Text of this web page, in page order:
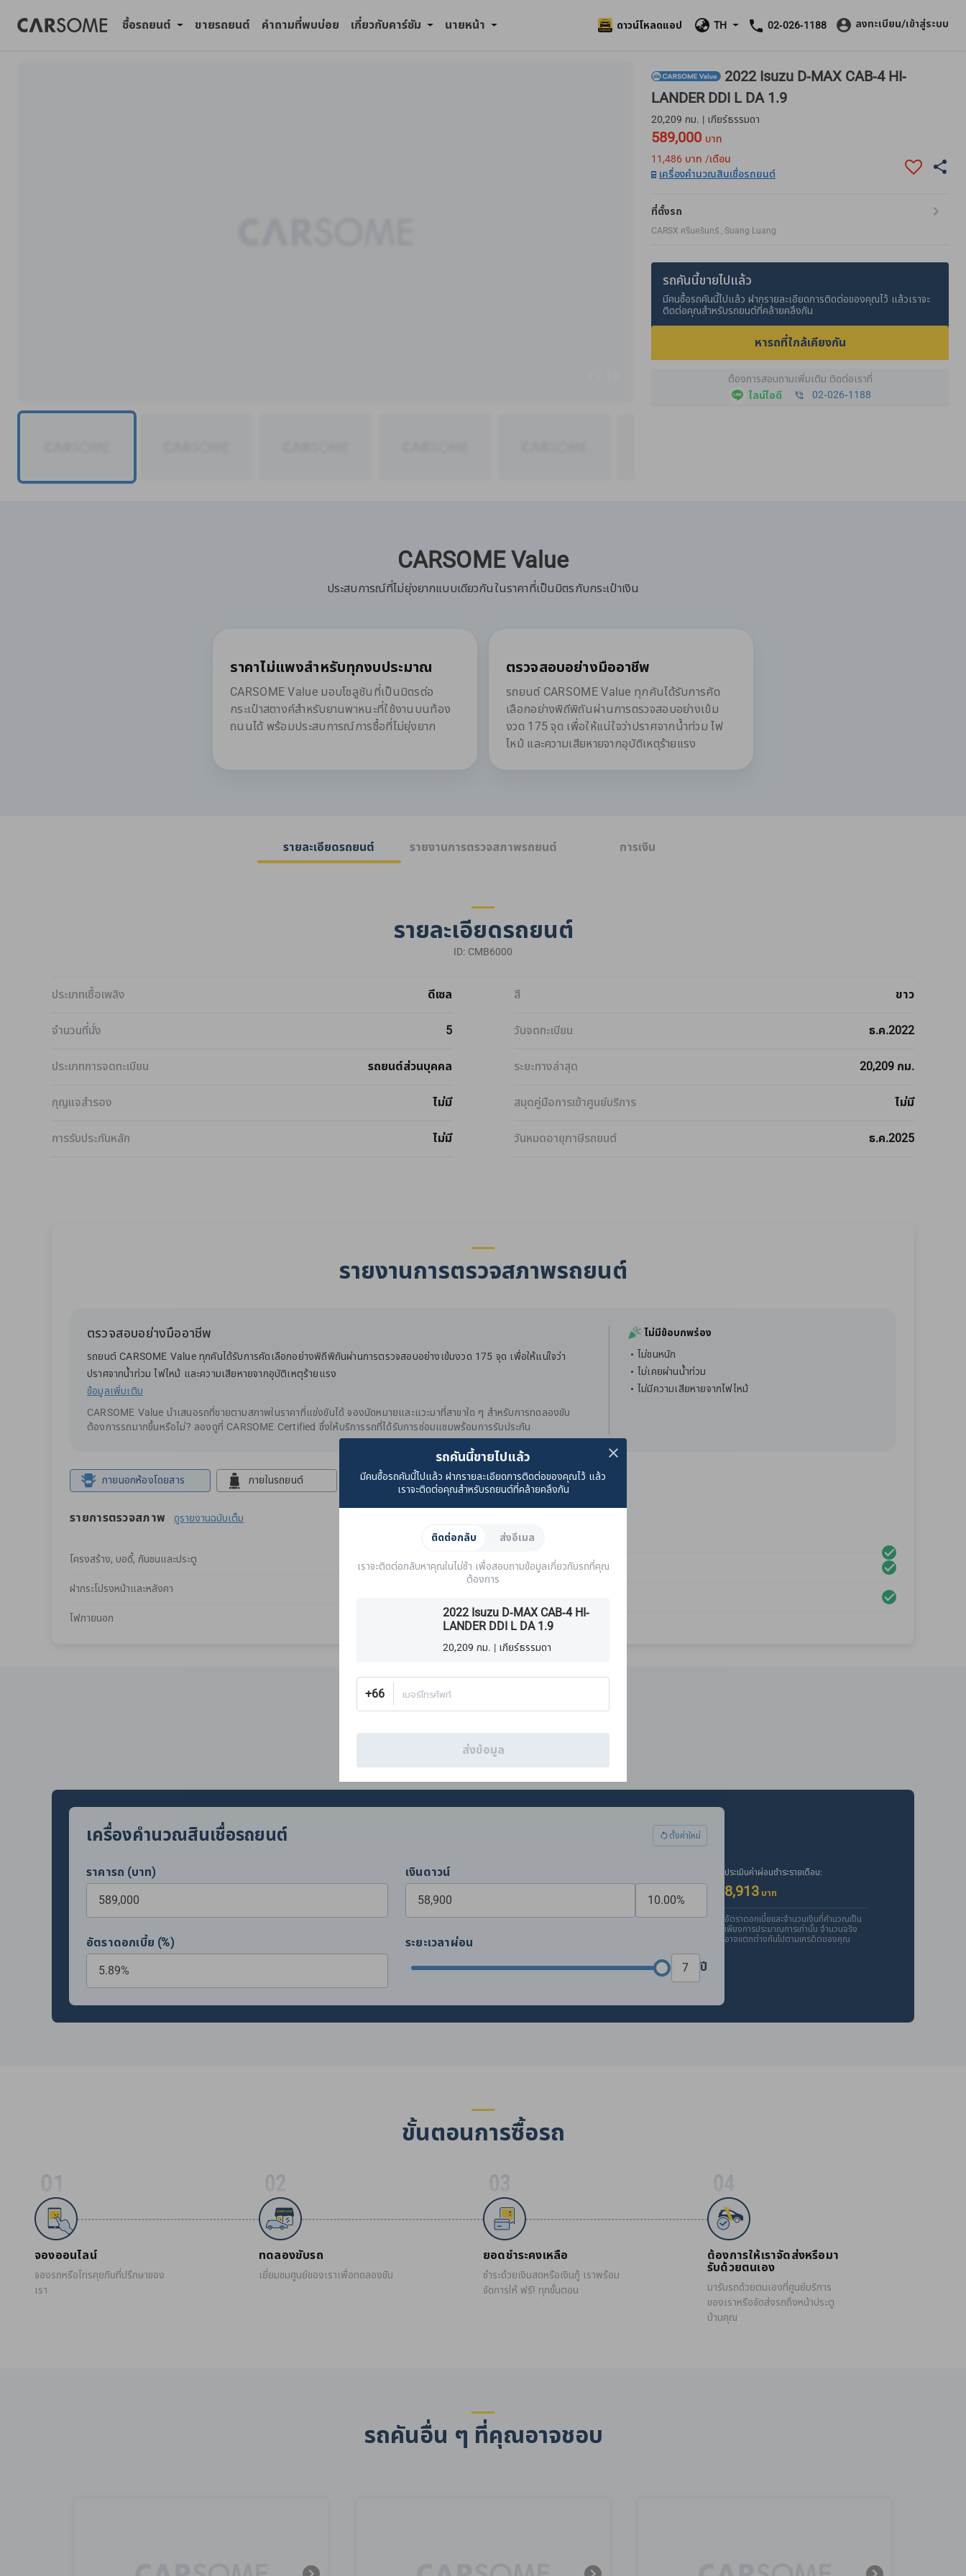
ซื้อรถยนต์ ขายรถยนต์ คำถามที่พบบ่อย เกี่ยวกับคาร์ซัม นายหน้า 02-026-1188
TH
ดาวน์โหลดแอป ลงทะเบียน/เข้าสู่ระบบ
2022 Isuzu D-MAX CAB-4 HI-
LANDER DDI L DA 1.9
20,209 กม. | เกียร์ธรรมดา
589,000 บาท
11,486 บาท /เดือน
เครื่องคำนวณสินเชื่อรถยนต์
ที่ตั้งรถ
CARSX ศรีนครินทร์ , Suang Luang
รถคันนี้ขายไปแล้ว
มีคนซื้อรถคันนี้ไปแล้ว ฝากรายละเอียดการติดต่อของคุณไว้ แล้วเราจะ
ติดต่อคุณสำหรับรถยนต์ที่คล้ายคลึงกัน
หารถที่ใกล้เคียงกัน
ต้องการสอบถามเพิ่มเติม ติดต่อเราที่
ไลน์ไอดี
02-026-1188
CARSOME Value
ประสบการณ์ที่ไม่ยุ่งยากแบบเดียวกันในราคาที่เป็นมิตรกับกระเป๋าเงิน
ราคาไม่แพงสำหรับทุกงบประมาณ
CARSOME Value มอบโซลูชันที่เป็นมิตรต่อ
กระเป๋าสตางค์สำหรับยานพาหนะที่ใช้งานบนท้อง
ถนนได้ พร้อมประสบการณ์การซื้อที่ไม่ยุ่งยาก
ตรวจสอบอย่างมืออาชีพ
รถยนต์ CARSOME Value ทุกคันได้รับการคัด
เลือกอย่างพิถีพิถันผ่านการตรวจสอบอย่างเข้ม
งวด 175 จุด เพื่อให้แน่ใจว่าปราศจากน้ำท่วม ไฟ
ไหม้ และความเสียหายจากอุบัติเหตุร้ายแรง
รายละเอียดรถยนต์ รายงานการตรวจสภาพรถยนต์ การเงิน
รายละเอียดรถยนต์
ID: CMB6000
ประเภทเชื้อเพลิง ดีเซล สี ขาว
จำนวนที่นั่ง 5 วันจดทะเบียน ธ.ค.2022
ประเภทการจดทะเบียน รถยนต์ส่วนบุคคล ระยะทางล่าสุด 20,209 กม.
กุญแจสำรอง ไม่มี สมุดคู่มือการเข้าศูนย์บริการ ไม่มี
การรับประกันหลัก ไม่มี วันหมดอายุภาษีรถยนต์ ธ.ค.2025
รายงานการตรวจสภาพรถยนต์
ตรวจสอบอย่างมืออาชีพ
รถยนต์ CARSOME Value ทุกคันได้รับการคัดเลือกอย่างพิถีพิถันผ่านการตรวจสอบอย่างเข้มงวด 175 จุด เพื่อให้แน่ใจว่า
ปราศจากน้ำท่วม ไฟไหม้ และความเสียหายจากอุบัติเหตุร้ายแรง
ข้อมูลเพิ่มเติม
CARSOME Value นำเสนอรถที่ขายตามสภาพในราคาที่แข่งขันได้ จองนัดหมายและแวะมาที่สาขาใด ๆ สำหรับการทดลองขับ
ต้องการรถมากขึ้นหรือไม่? ลองดูที่ CARSOME Certified ซึ่งให้บริการรถที่ได้รับการซ่อมแซมพร้อมการรับประกัน
ไม่มีข้อบกพร่อง
ไม่ชนหนัก
ไม่เคยผ่านน้ำท่วม
ไม่มีความเสียหายจากไฟไหม้
ภายนอกห้องโดยสาร ภายในรถยนต์ การทดสอบบนท้องถนน ห้องเครื่องยนต์
รายการตรวจสภาพ ดูรายงานฉบับเต็ม
โครงสร้าง, บอดี้, กันชนและประตู
ฝากระโปรงหน้าและหลังคา
ไฟภายนอก
กระจกและกระจกมองข้าง
การเงิน
คาดการณ์การผ่อนชำระรายเดือน ด้วยเครื่องคำนวณสินเชื่อรถยนต์ของเรา
เครื่องคำนวณสินเชื่อรถยนต์ ตั้งค่าใหม่
ราคารถ (บาท) เงินดาวน์
อัตราดอกเบี้ย (%)
ระยะเวลาผ่อน
ปี
ประเมินค่าผ่อนชำระรายเดือน:
8,913 บาท
อัตราดอกเบี้ยและจำนวนเงินที่คำนวณเป็น
เพียงการประมาณการเท่านั้น จำนวนจริง
อาจแตกต่างกันไปตามเครดิตของคุณ
ขั้นตอนการซื้อรถ
จองออนไลน์
จองรถหรือโทรคุยกับที่ปรึกษาของ
เรา
ทดลองขับรถ
เยี่ยมชมศูนย์ของเราเพื่อทดลองขับ
ยอดชำระคงเหลือ
ชำระด้วยเงินสดหรือเงินกู้ เราพร้อม
จัดการให้ ฟรี! ทุกขั้นตอน
ต้องการให้เราจัดส่งหรือมา
รับด้วยตนเอง
มารับรถด้วยตนเองที่ศูนย์บริการ
ของเราหรือจัดส่งรถถึงหน้าประตู
บ้านคุณ
รถคันอื่น ๆ ที่คุณอาจชอบ
รถคันนี้ขายไปแล้ว
มีคนซื้อรถคันนี้ไปแล้ว ฝากรายละเอียดการติดต่อของคุณไว้ แล้ว
เราจะติดต่อคุณสำหรับรถยนต์ที่คล้ายคลึงกัน
ติดต่อกลับ
ส่งอีเมล
เราจะติดต่อกลับหาคุณในไม่ช้า เพื่อสอบถามข้อมูลเกี่ยวกับรถที่คุณ
ต้องการ
2022 Isuzu D-MAX CAB-4 HI-
LANDER DDI L DA 1.9
20,209 กม. | เกียร์ธรรมดา
+66 เบอร์โทรศัพท์
ส่งข้อมูล